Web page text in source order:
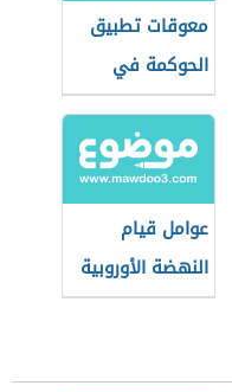
معوقات تطبيق
الحوكمة في
القطاع العام
عوامل قيام
النهضة الأوروبية